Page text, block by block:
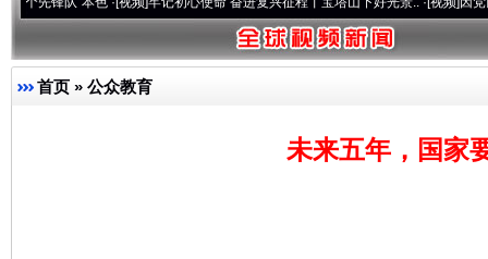
首页 » 公众教育
未来五年，国家